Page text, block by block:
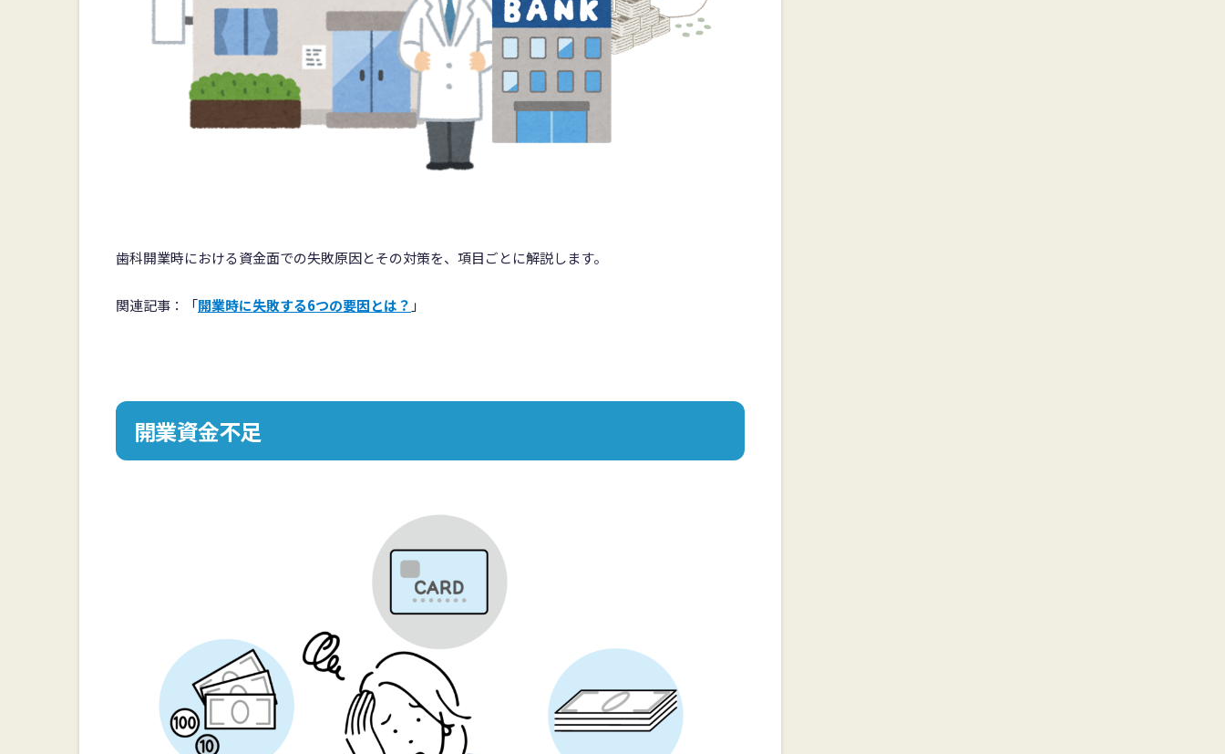
歯科開業時における資金面での失敗原因とその対策を、項目ごとに解説します。
関連記事：「開業時に失敗する6つの要因とは？ 」
開業資金不足